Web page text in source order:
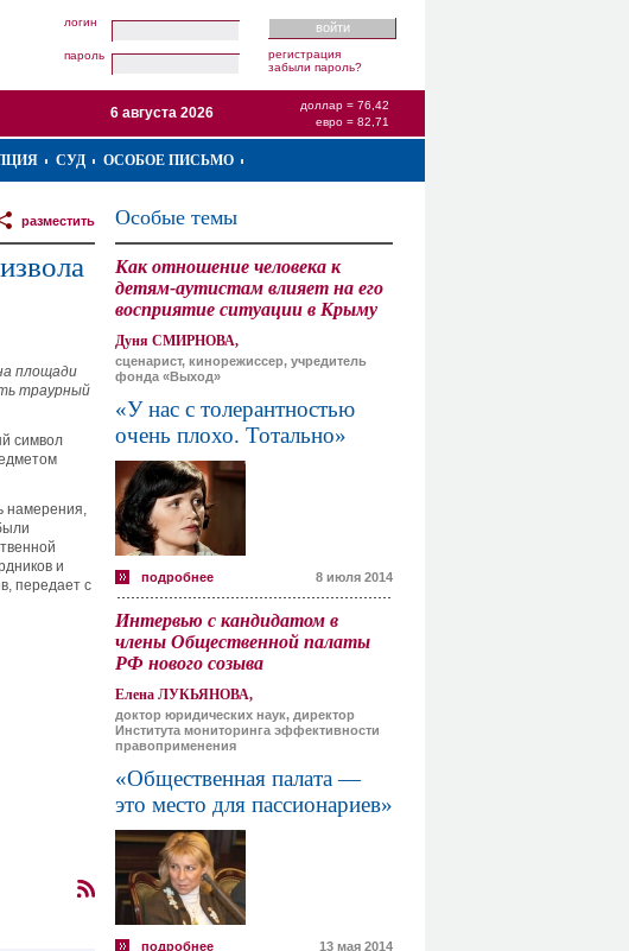
логин
пароль
регистрация
забыли пароль?
доллар = 76,42
евро = 82,71
6 августа 2026
СУД ОСОБОЕ ПИСЬМО
разместить
площади
траурный
символ
намерения,
и
передает с
Особые темы
Как отношение человека к
детям-аутистам влияет на его
восприятие ситуации в Крыму
Дуня СМИРНОВА,
сценарист, кинорежиссер, учредитель
фонда «Выход»
«У нас с толерантностью
очень плохо. Тотально»
подробнее 8 июля 2014
Интервью с кандидатом в
члены Общественной палаты
РФ нового созыва
Елена ЛУКЬЯНОВА,
доктор юридических наук, директор
Института мониторинга эффективности
правоприменения
«Общественная палата —
это место для пассионариев»
подробнее 13 мая 2014